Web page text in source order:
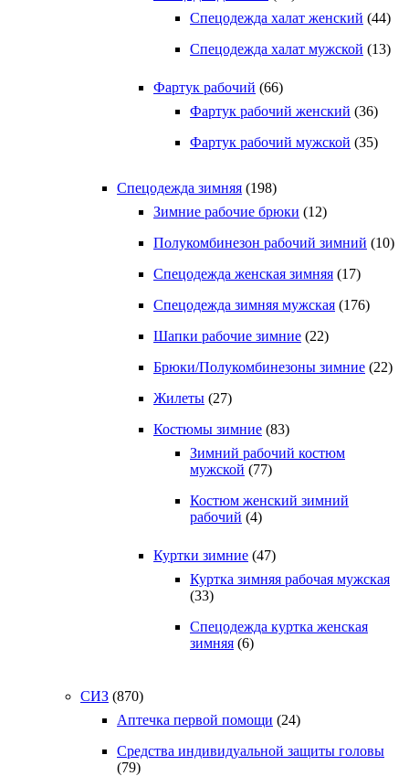
Спецодежда халат женский (44)
Спецодежда халат мужской (13)
Фартук рабочий (66)
Фартук рабочий женский (36)
Фартук рабочий мужской (35)
Спецодежда зимняя (198)
Зимние рабочие брюки (12)
Полукомбинезон рабочий зимний (10)
Спецодежда женская зимняя (17)
Спецодежда зимняя мужская (176)
Шапки рабочие зимние (22)
Брюки/Полукомбинезоны зимние (22)
Жилеты (27)
Костюмы зимние (83)
Зимний рабочий костюм
мужской (77)
Костюм женский зимний
рабочий (4)
Куртки зимние (47)
Куртка зимняя рабочая мужская
(33)
Спецодежда куртка женская
зимняя (6)
СИЗ (870)
Аптечка первой помощи (24)
Средства индивидуальной защиты головы
(79)